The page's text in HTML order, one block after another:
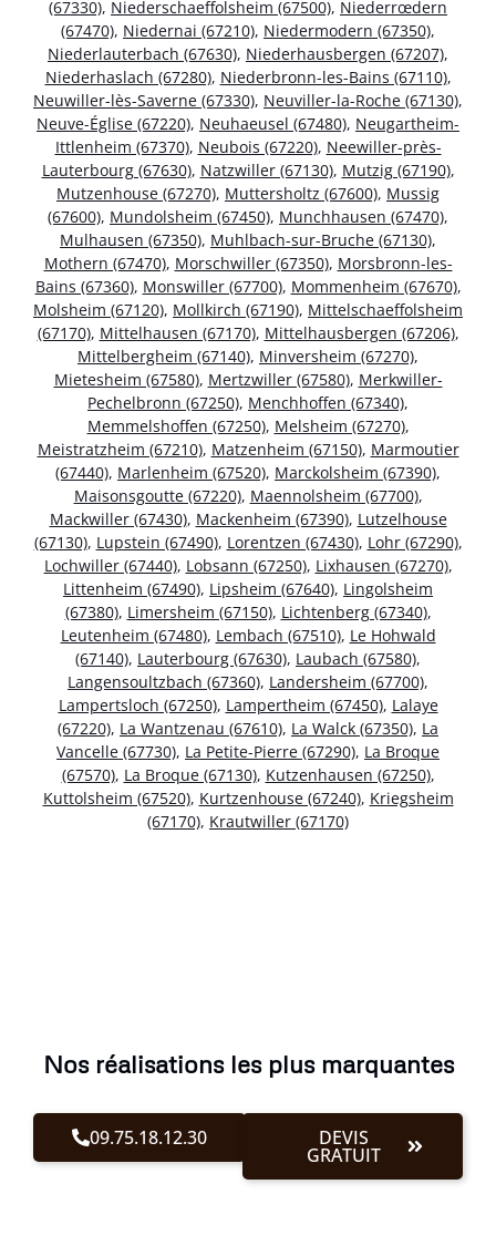
(67330), Niederschaeffolsheim (67500), Niederrœdern
(67470), Niedernai (67210), Niedermodern (67350),
Niederlauterbach (67630), Niederhausbergen (67207),
Niederhaslach (67280), Niederbronn-les-Bains (67110),
Neuwiller-lès-Saverne (67330), Neuviller-la-Roche (67130),
Neuve-Église (67220), Neuhaeusel (67480), Neugartheim-
Ittlenheim (67370), Neubois (67220), Neewiller-près-
Lauterbourg (67630), Natzwiller (67130), Mutzig (67190),
Mutzenhouse (67270), Muttersholtz (67600), Mussig
(67600), Mundolsheim (67450), Munchhausen (67470),
Mulhausen (67350), Muhlbach-sur-Bruche (67130),
Mothern (67470), Morschwiller (67350), Morsbronn-les-
Bains (67360), Monswiller (67700), Mommenheim (67670),
Molsheim (67120), Mollkirch (67190), Mittelschaeffolsheim
(67170), Mittelhausen (67170), Mittelhausbergen (67206),
Mittelbergheim (67140), Minversheim (67270),
Mietesheim (67580), Mertzwiller (67580), Merkwiller-
Pechelbronn (67250), Menchhoffen (67340),
Memmelshoffen (67250), Melsheim (67270),
Meistratzheim (67210), Matzenheim (67150), Marmoutier
(67440), Marlenheim (67520), Marckolsheim (67390),
Maisonsgoutte (67220), Maennolsheim (67700),
Mackwiller (67430), Mackenheim (67390), Lutzelhouse
(67130), Lupstein (67490), Lorentzen (67430), Lohr (67290),
Lochwiller (67440), Lobsann (67250), Lixhausen (67270),
Littenheim (67490), Lipsheim (67640), Lingolsheim
(67380), Limersheim (67150), Lichtenberg (67340),
Leutenheim (67480), Lembach (67510), Le Hohwald
(67140), Lauterbourg (67630), Laubach (67580),
Langensoultzbach (67360), Landersheim (67700),
Lampertsloch (67250), Lampertheim (67450), Lalaye
(67220), La Wantzenau (67610), La Walck (67350), La
Vancelle (67730), La Petite-Pierre (67290), La Broque
(67570), La Broque (67130), Kutzenhausen (67250),
Kuttolsheim (67520), Kurtzenhouse (67240), Kriegsheim
(67170), Krautwiller (67170)
Nos réalisations les plus marquantes
09.75.18.12.30 DEVIS
GRATUIT